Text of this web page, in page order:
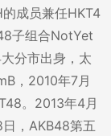
成员兼任HKT4
子组合NotYet
分市出身，太
，2010年7月
。2013年4月
，AKB48第五